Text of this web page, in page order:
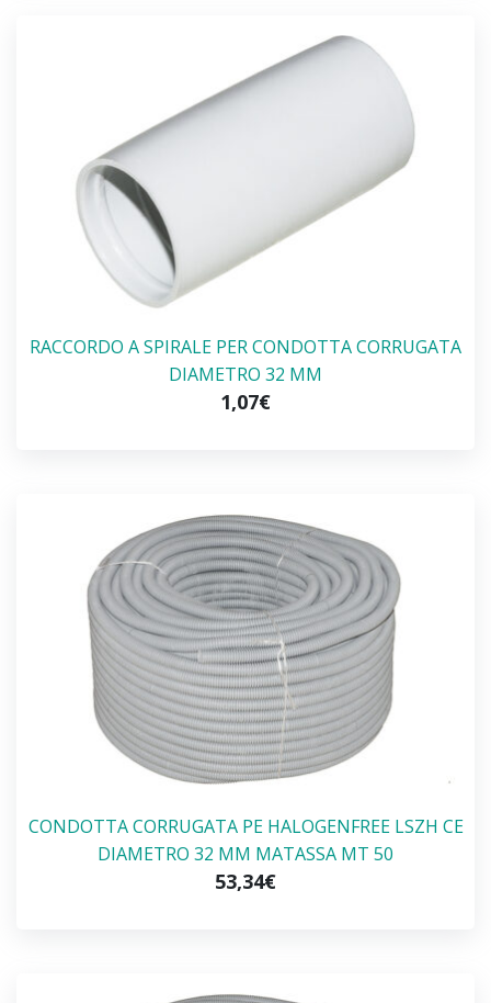
RACCORDO A SPIRALE PER CONDOTTA CORRUGATA
DIAMETRO 32 MM
1,07€
CONDOTTA CORRUGATA PE HALOGENFREE LSZH CE
DIAMETRO 32 MM MATASSA MT 50
53,34€